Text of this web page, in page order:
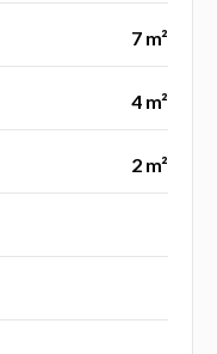
7 m²
4 m²
2 m²